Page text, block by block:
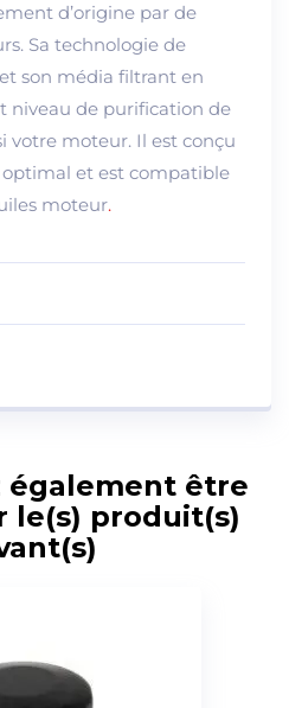
d’origine par de
Sa technologie de
son média filtrant en
niveau de purification de
votre moteur. Il est conçu
et est compatible
moteur.
également être
le(s) produit(s)